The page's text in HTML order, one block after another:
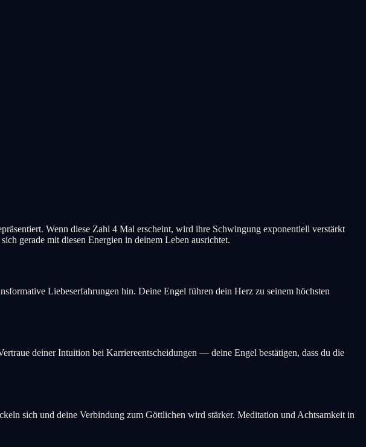
Wenn diese Zahl 4 Mal erscheint, wird ihre Schwingung exponentiell verstärkt
gerade mit diesen Energien in deinem Leben ausrichtet.
Liebeserfahrungen hin. Deine Engel führen dein Herz zu seinem höchsten
deiner Intuition bei Karriereentscheidungen — deine Engel bestätigen, dass du die
sich und deine Verbindung zum Göttlichen wird stärker. Meditation und Achtsamkeit in